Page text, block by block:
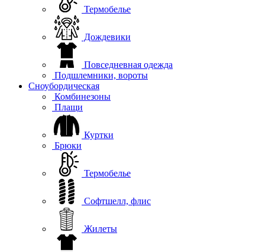
Термобелье
Дождевики
Повседневная одежда
Подшлемники, вороты
Сноубордическая
Комбинезоны
Плащи
Куртки
Брюки
Термобелье
Софтшелл, флис
Жилеты